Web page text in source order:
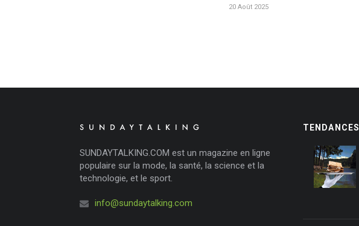
20 Août 2025
SUNDAYTALKING.COM est un magazine en ligne
populaire sur la mode, la santé, la science et la
technologie, et le sport.
info@sundaytalking.com
TENDANCES